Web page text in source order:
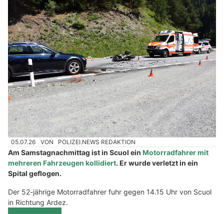
05.07.26 VON POLIZEI.NEWS REDAKTION
Am Samstagnachmittag ist in Scuol ein Motorradfahrer mit
mehreren Fahrzeugen kollidiert. Er wurde verletzt in ein
Spital geflogen.
Der 52-jährige Motorradfahrer fuhr gegen 14.15 Uhr von Scuol
in Richtung Ardez.